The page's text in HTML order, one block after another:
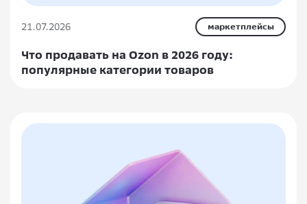
21.07.2026 маркетплейсы
Что продавать на Ozon в 2026 году:
популярные категории товаров